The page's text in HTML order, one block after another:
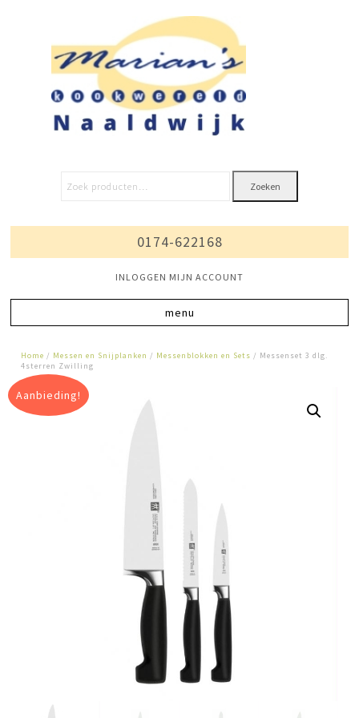
Zoeken
0174-622168
INLOGGEN MIJN ACCOUNT
Home / Messen en Snijplanken / Messenblokken en Sets / Messenset 3 dlg.
4sterren Zwilling
Aanbieding!